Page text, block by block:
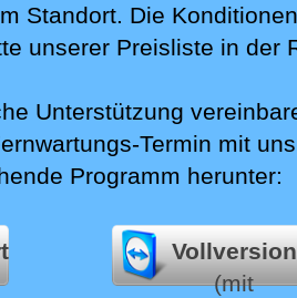
Standort. Die Konditionen
unserer Preisliste in der
Unterstützung
Termin mit
Programm herunter:
Vollversion
(mit